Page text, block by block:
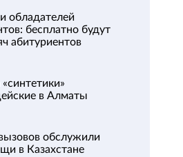
обладателей
бесплатно будут
абитуриентов
в Алматы
обслужили
в Казахстане